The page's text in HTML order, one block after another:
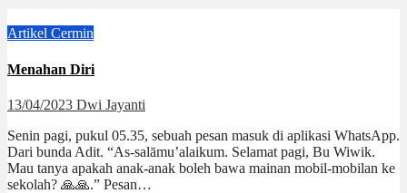
Artikel Cermin
Menahan Diri
13/04/2023 Dwi Jayanti
Senin pagi, pukul 05.35, sebuah pesan masuk di aplikasi WhatsApp.
Dari bunda Adit. “As-salāmu’alaikum. Selamat pagi, Bu Wiwik.
Mau tanya apakah anak-anak boleh bawa mainan mobil-mobilan ke
sekolah? 🙏🙏.” Pesan…